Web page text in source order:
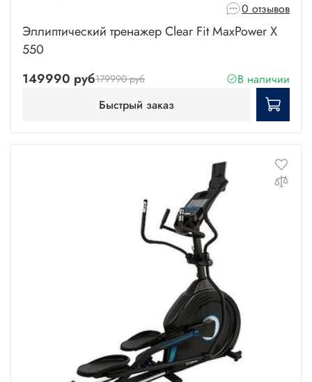
0 отзывов
Эллиптический тренажер Clear Fit MaxPower X
550
149990 руб179990 руб
В наличии
Быстрый заказ